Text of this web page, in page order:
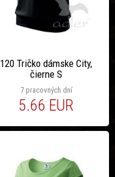
120 Tričko dámske City,
čierne S
7 pracovných dní
5.66 EUR